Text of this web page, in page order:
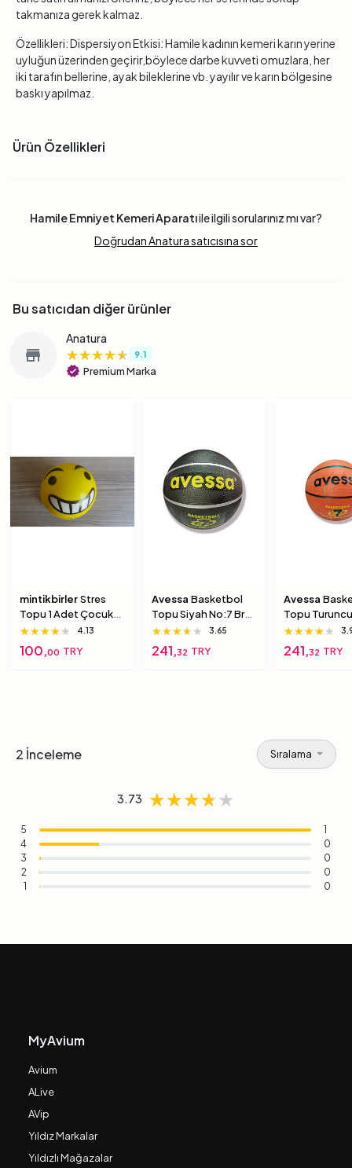
takmanıza gerek kalmaz.
Özellikleri: Dispersiyon Etkisi: Hamile kadının kemeri karın yerine
uyluğun üzerinden geçirir,böylece darbe kuvveti omuzlara, her
iki tarafın bellerine, ayak bileklerine vb. yayılır ve karın bölgesine
baskı yapılmaz.
Ürün Özellikleri
Hamile Emniyet Kemeri Aparatıile ilgili sorularınız mı var?
Doğrudan Anatura satıcısına sor
Bu satıcıdan diğer ürünler
store
Anatura
★★★★★
★★★★★
★★★★★ 9.1
verified Premium Marka
mintikbirlerStres
Topu 1 Adet Çocuk
Için Yumuşak
Süngerimsi Içi Dolu
Top 6 Numara
★★★★★
★★★★★
★★★★★ 4.13
100,00 TRY
Avessa Basketbol
Topu Siyah No:7 Brc-
7 7 Numara
★★★★★
★★★★★
★★★★★ 3.65
241,32 TRY
Avessa
Topu
Brc-7 5
★★★★★
★★★★★
★★★★★
241,32 TRY
2 İnceleme Sıralama
3.73 ★★★★★
★★★★★
★★★★★
5
1
4
0
3
0
2
0
1
0
MyAvium
Avium
ALive
AVip
Yıldız Markalar
Yıldızlı Mağazalar